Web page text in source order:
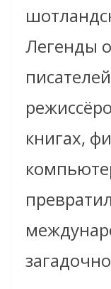
Легенды
книгах,